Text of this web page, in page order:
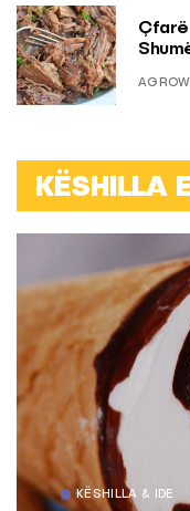
Çfarë
KËSHILLA
KËSHILLA & IDE